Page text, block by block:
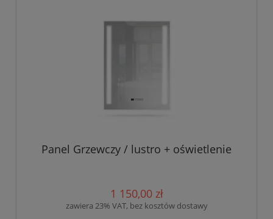
Panel Grzewczy / lustro + oświetlenie
1 150,00 zł
zawiera 23% VAT, bez kosztów dostawy